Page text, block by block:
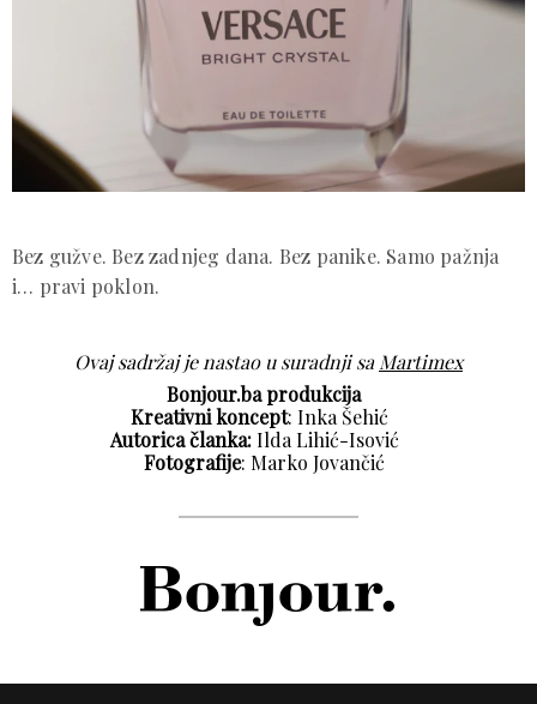
Bez gužve. Bez zadnjeg dana. Bez panike. Samo pažnja
i… pravi poklon.
Ovaj sadržaj je nastao u suradnji sa Martimex
Bonjour.ba produkcija
Kreativni koncept: Inka Šehić
Autorica članka:Ilda Lihić-Isović
Fotografije: Marko Jovančić